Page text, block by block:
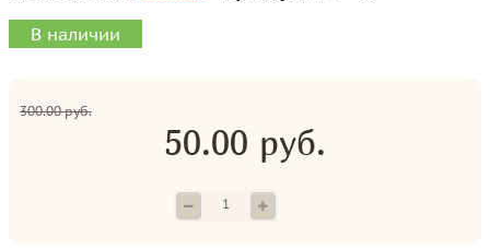
В наличии
300.00 руб.
50.00 руб.